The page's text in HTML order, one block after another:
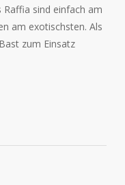
sind einfach am
am exotischsten. Als
zum Einsatz